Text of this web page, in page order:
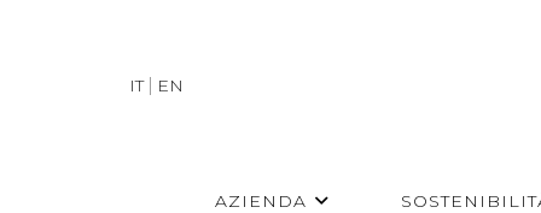
IT EN
AZIENDA